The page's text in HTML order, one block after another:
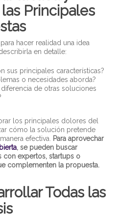
las Principales
hacer realidad una idea
en detalle:
sus principales características?
o necesidades aborda?
de otras soluciones
los principales dolores del
cómo la solución pretende
efectiva. Para aprovechar
, se pueden buscar
con expertos, startups o
complementen la propuesta.
Todas las